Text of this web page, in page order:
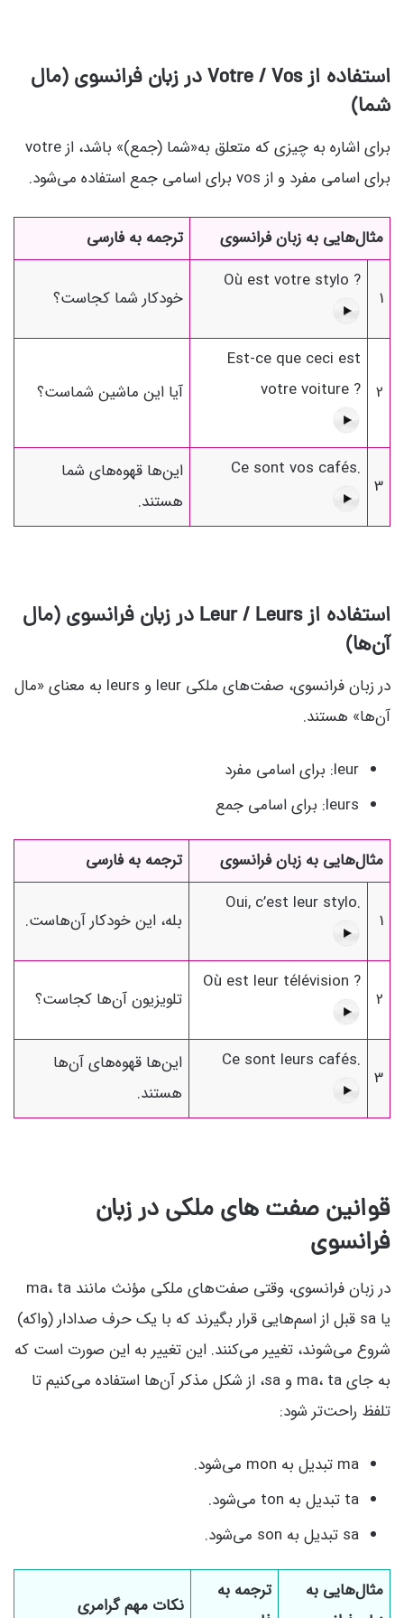
استفاده از Votre / Vos در زبان فرانسوی (مال
شما)
برای اشاره به چیزی که متعلق به«شما (جمع)» باشد، از votre
برای اسامی مفرد و از vos برای اسامی جمع استفاده می‌شود.
مثال‌هایی به زبان فرانسوی ترجمه به فارسی
1
Où est votre stylo ?
خودکار شما کجاست؟
2
Est-ce que ceci est
votre voiture ?
آیا این ماشین شماست؟
3
Ce sont vos cafés.
این‌ها قهوه‌های شما
هستند.
استفاده از Leur / Leurs در زبان فرانسوی (مال
آن‌ها)
در زبان فرانسوی، صفت‌های ملکی leur و leurs به معنای «مال
آن‌ها» هستند.
leur: برای اسامی مفرد
leurs: برای اسامی جمع
مثال‌هایی به زبان فرانسوی ترجمه به فارسی
1
Oui, c’est leur stylo.
بله، این خودکار آن‌هاست.
2
Où est leur télévision ?
تلویزیون آن‌ها کجاست؟
3
Ce sont leurs cafés.
این‌ها قهوه‌های آن‌ها
هستند.
قوانین صفت های ملکی در زبان
فرانسوی
در زبان فرانسوی، وقتی صفت‌های ملکی مؤنث مانند ma، ta
یا sa قبل از اسم‌هایی قرار بگیرند که با یک حرف صدادار (واکه)
شروع می‌شوند، تغییر می‌کنند. این تغییر به این صورت است که
به جای ma، ta و sa، از شکل مذکر آن‌ها استفاده می‌کنیم تا
تلفظ راحت‌تر شود:
ma تبدیل به mon می‌شود.
ta تبدیل به ton می‌شود.
sa تبدیل به son می‌شود.
مثال‌هایی به
ترجمه به
نکات مهم گرامری